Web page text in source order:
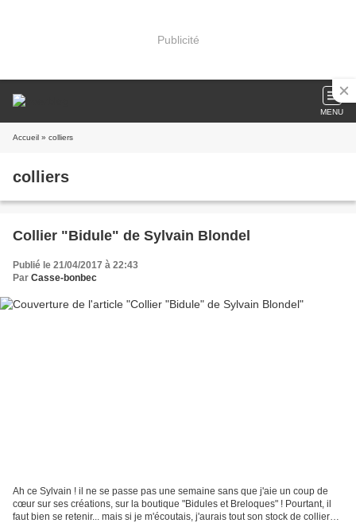
Publicité
MENU
Accueil » colliers
colliers
Collier "Bidule" de Sylvain Blondel
Publié le 21/04/2017 à 22:43
Par Casse-bonbec
Ah ce Sylvain ! il ne se passe pas une semaine sans que j'aie un coup de
cœur sur ses créations, sur la boutique "Bidules et Breloques" ! Pourtant, il
faut bien se retenir... mais si je m'écoutais, j'aurais tout son stock de colliers